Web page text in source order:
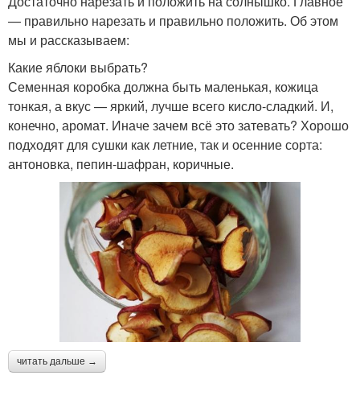
— правильно нарезать и правильно положить. Об этом
мы и рассказываем:
Какие яблоки выбрать?
Семенная коробка должна быть маленькая, кожица
тонкая, а вкус — яркий, лучше всего кисло-сладкий. И,
конечно, аромат. Иначе зачем всё это затевать? Хорошо
подходят для сушки как летние, так и осенние сорта:
антоновка, пепин-шафран, коричные.
читать дальше →